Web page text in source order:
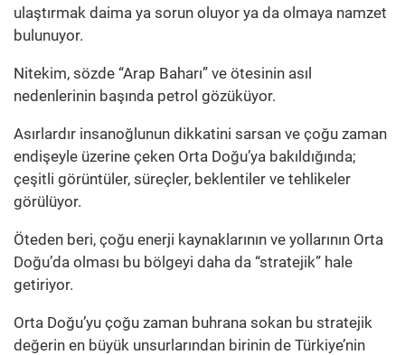
ulaştırmak daima ya sorun oluyor ya da olmaya namzet
bulunuyor.
Nitekim, sözde “Arap Baharı” ve ötesinin asıl
nedenlerinin başında petrol gözüküyor.
Asırlardır insanoğlunun dikkatini sarsan ve çoğu zaman
endişeyle üzerine çeken Orta Doğu’ya bakıldığında;
çeşitli görüntüler, süreçler, beklentiler ve tehlikeler
görülüyor.
Öteden beri, çoğu enerji kaynaklarının ve yollarının Orta
Doğu’da olması bu bölgeyi daha da “stratejik” hale
getiriyor.
Orta Doğu’yu çoğu zaman buhrana sokan bu stratejik
değerin en büyük unsurlarından birinin de Türkiye’nin